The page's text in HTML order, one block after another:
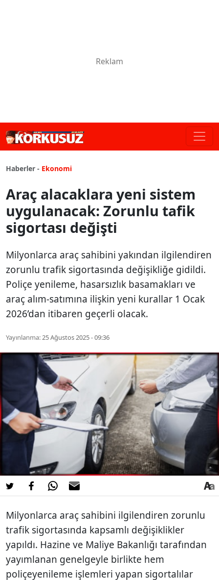
Haberler - Ekonomi
Araç alacaklara yeni sistem
uygulanacak: Zorunlu tafik
sigortası değişti
Milyonlarca araç sahibini yakından ilgilendiren
zorunlu trafik sigortasında değişikliğe gidildi.
Poliçe yenileme, hasarsızlık basamakları ve
araç alım-satımına ilişkin yeni kurallar 1 Ocak
2026’dan itibaren geçerli olacak.
Yayınlanma:25 Ağustos 2025 - 09:36
Milyonlarca araç sahibini ilgilendiren zorunlu
trafik sigortasında kapsamlı değişiklikler
yapıldı. Hazine ve Maliye Bakanlığı tarafından
yayımlanan genelgeyle birlikte hem
poliçeyenileme işlemleri yapan sigortalılar